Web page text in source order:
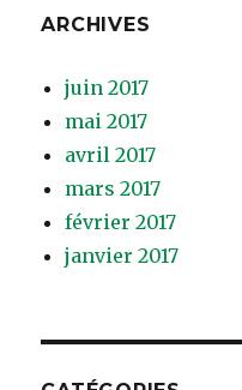
ARCHIVES
juin 2017
mai 2017
avril 2017
mars 2017
février 2017
janvier 2017